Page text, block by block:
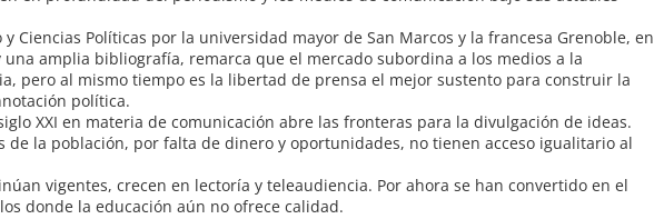
Ciencias Políticas por la universidad mayor de San Marcos y la francesa Grenoble, en
amplia bibliografía, remarca que el mercado subordina a los medios a la
pero al mismo tiempo es la libertad de prensa el mejor sustento para construir la
política.
XXI en materia de comunicación abre las fronteras para la divulgación de ideas.
de la población, por falta de dinero y oportunidades, no tienen acceso igualitario al
vigentes, crecen en lectoría y teleaudiencia. Por ahora se han convertido en el
donde la educación aún no ofrece calidad.